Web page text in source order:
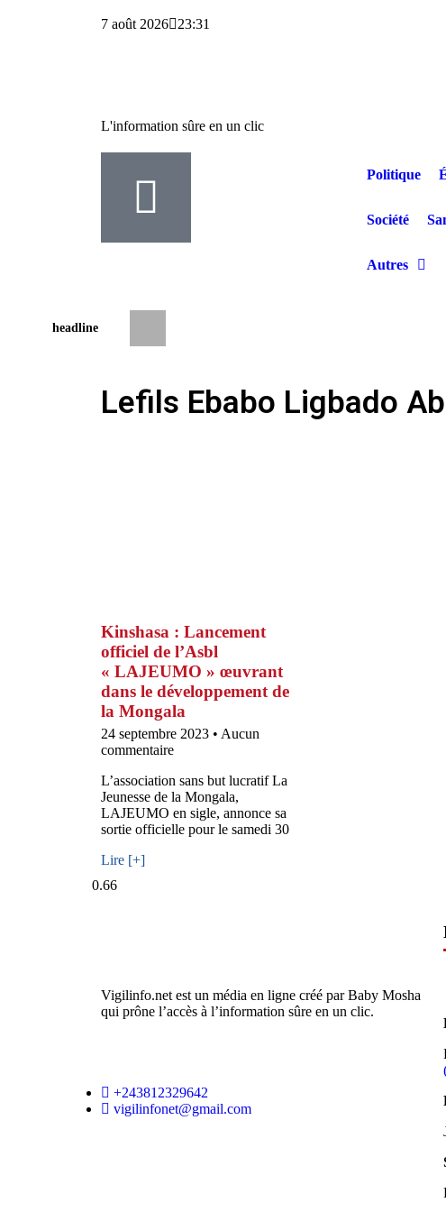
7 août 2026 23:31
L'information sûre en un clic
Politique
Société
Autres
headline
Lefils Ebabo Ligbado
Kinshasa : Lancement
officiel de l’Asbl
« LAJEUMO » œuvrant
dans le développement de
la Mongala
24 septembre 2023
Aucun
commentaire
L’association sans but lucratif La
Jeunesse de la Mongala,
LAJEUMO en sigle, annonce sa
sortie officielle pour le samedi 30
Lire [+]
Vigilinfo.net est un média en ligne créé par Baby Mosha
qui prône l’accès à l’information sûre en un clic.
+243812329642
vigilinfonet@gmail.com